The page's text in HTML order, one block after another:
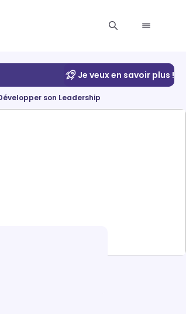
Je veux en savoir plus !
son Leadership